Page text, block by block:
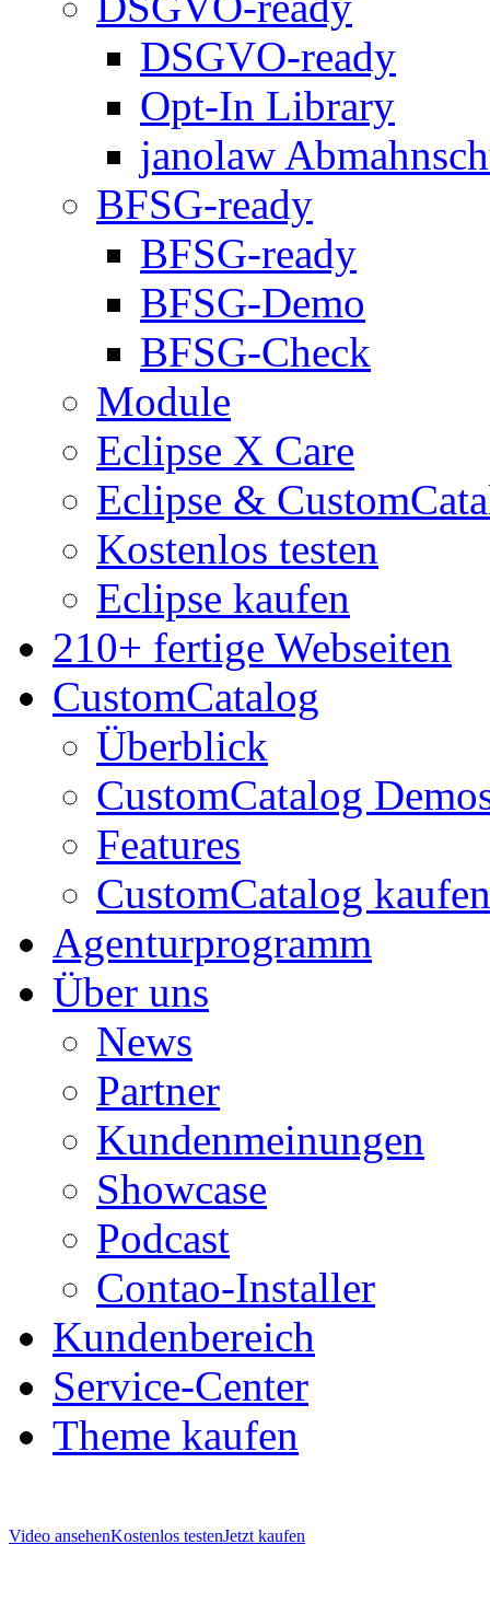
DSGVO-ready
Opt-In Library
janolaw
BFSG-ready
BFSG-ready
BFSG-Demo
BFSG-Check
Module
Eclipse X Care
Eclipse &
Kostenlos testen
Eclipse kaufen
210+ fertige Webseiten
CustomCatalog
Überblick
CustomCatalog
Features
CustomCatalog kaufen
Agenturprogramm
Über uns
News
Partner
Kundenmeinungen
Showcase
Podcast
Contao-Installer
Kundenbereich
Service-Center
Theme kaufen
Video ansehenKostenlos testenJetzt kaufen